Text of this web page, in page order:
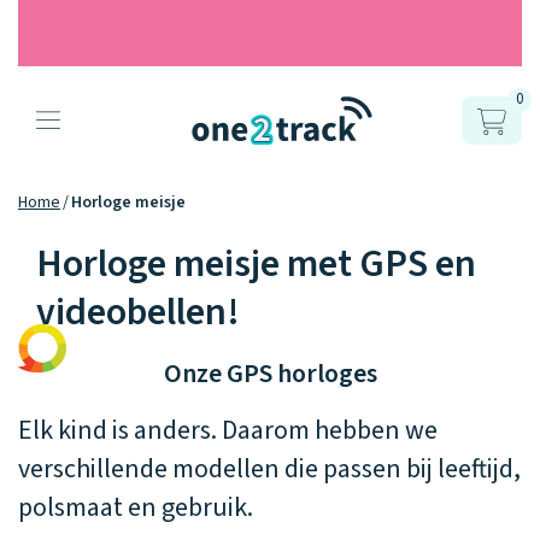
Producten
Onze gps
Connect
YOU UP
Horloges
vergelijken
Horlogebandjes
Ontdek alle
accessoires
Hoe werkt
het?
Ontdek hoe
het werkt
Zo werken het
kinderhorloge
one2track-app
samen.
Positie en GPS
Datakosten Care
Blogs
Ons verhaal
0
Home Horloge meisje
Horloge meisje met GPS en
videobellen!
Onze GPS horloges
Elk kind is anders. Daarom hebben we
verschillende modellen die passen bij leeftijd,
polsmaat en gebruik.